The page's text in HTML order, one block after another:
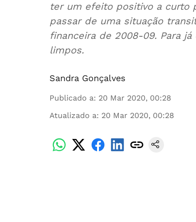
ter um efeito positivo a curto
passar de uma situação
financeira de 2008-09. Para
limpos.
Sandra Gonçalves
Publicado a: 20 Mar 2020, 00:28
Atualizado a: 20 Mar 2020, 00:28